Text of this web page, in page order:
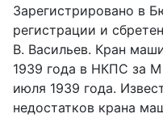
Зарегистрировано в
регистрации и
В. Васильев. Кран
1939 года в НКПС за М
июля 1939 года.
недостатков крана